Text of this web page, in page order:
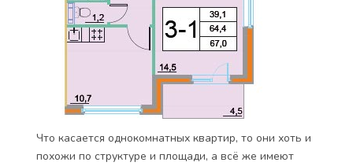
Что касается однокомнатных квартир, то они хоть и
похожи по структуре и площади, а всё же имеют